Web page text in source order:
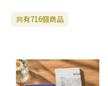
共有716個商品